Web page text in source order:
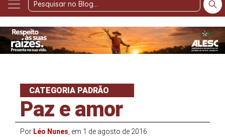
Pesquisar
Blog
CATEGORIA PADRÃO
Paz e amor
Por Léo Nunes , em 1 de agosto de 2016